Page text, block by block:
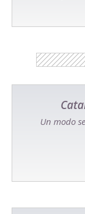
Un modo